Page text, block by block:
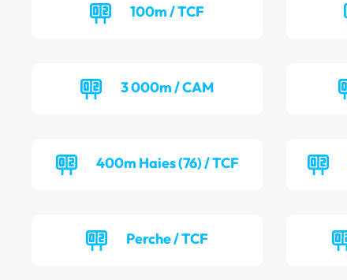
100m / TCF
3 000m / CAM
400m Haies (76) / TCF
Perche / TCF